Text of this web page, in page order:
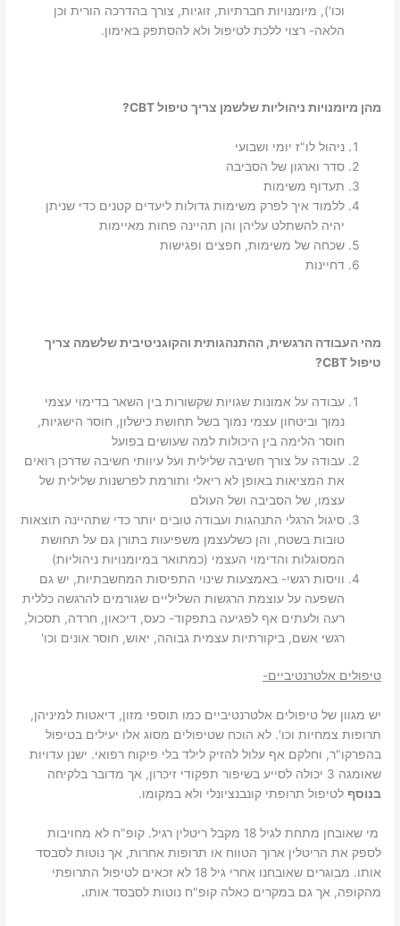
וכו'), מיומנויות חברתיות, זוגיות, צורך בהדרכה הורית וכן
הלאה- רצוי ללכת לטיפול ולא להסתפק באימון.
מהן מיומנויות ניהוליות שלשמן צריך טיפול CBT?
ניהול לו"ז יומי ושבועי
סדר וארגון של הסביבה
תעדוף משימות
ללמוד איך לפרק משימות גדולות ליעדים קטנים כדי שניתן
יהיה להשתלט עליהן והן תהיינה פחות מאיימות
שכחה של משימות, חפצים ופגישות
דחיינות
מהי העבודה הרגשית, ההתנהגותית והקוגניטיבית שלשמה צריך
טיפול CBT?
עבודה על אמונות שגויות שקשורות בין השאר בדימוי עצמי
נמוך וביטחון עצמי נמוך בשל תחושת כישלון, חוסר הישגיות,
חוסר הלימה בין היכולות למה שעושים בפועל
עבודה על צורך חשיבה שלילית ועל עיוותי חשיבה שדרכן רואים
את המציאות באופן לא ריאלי ותורמת לפרשנות שלילית של
עצמו, של הסביבה ושל העולם
סיגול הרגלי התנהגות ועבודה טובים יותר כדי שתהיינה תוצאות
טובות בשטח, והן כשלעצמן משפיעות בתורן גם על תחושת
המסוגלות והדימוי העצמי (כמתואר במיומנויות ניהוליות)
וויסות רגשי- באמצעות שינוי התפיסות המחשבתיות, יש גם
השפעה על עוצמת הרגשות השליליים שגורמים להרגשה כללית
רעה ולעתים אף לפגיעה בתפקוד- כעס, דיכאון, חרדה, תסכול,
רגשי אשם, ביקורתיות עצמית גבוהה, יאוש, חוסר אונים וכו'
טיפולים אלטרנטיביים-
יש מגוון של טיפולים אלטרנטיביים כמו תוספי מזון, דיאטות למיניהן,
תרופות צמחיות וכו'. לא הוכח שטיפולים מסוג אלו יעילים בטיפול
בהפרקו"ר, וחלקם אף עלול להזיק לילד בלי פיקוח רפואי. ישנן עדויות
שאומגה 3 יכולה לסייע בשיפור תפקודי זיכרון, אך מדובר בלקיחה
בנוסף לטיפול תרופתי קונבנציונלי ולא במקומו.
מי שאובחן מתחת לגיל 18 מקבל ריטלין רגיל. קופ"ח לא מחויבות
לספק את הריטלין ארוך הטווח או תרופות אחרות, אך נוטות לסבסד
אותו. מבוגרים שאובחנו אחרי גיל 18 לא זכאים לטיפול התרופתי
מהקופה, אך גם במקרים כאלה קופ"ח נוטות לסבסד אותו.